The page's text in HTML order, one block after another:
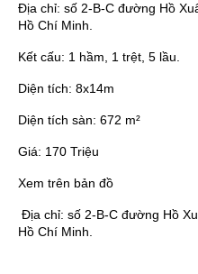
Địa chỉ: số 2-B-C đường Hồ
Hồ Chí Minh.
Kết cấu: 1 hầm, 1 trệt, 5 lầu.
Diện tích: 8x14m
Diện tích sàn: 672 m²
Giá: 170 Triệu
Xem trên bản đồ
Địa chỉ: số 2-B-C đường Hồ
Hồ Chí Minh.